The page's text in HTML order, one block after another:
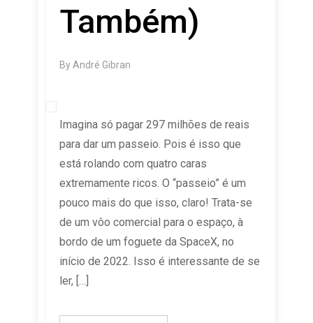
Também)
By André Gibran
Imagina só pagar 297 milhões de reais
para dar um passeio. Pois é isso que
está rolando com quatro caras
extremamente ricos. O “passeio” é um
pouco mais do que isso, claro! Trata-se
de um vôo comercial para o espaço, à
bordo de um foguete da SpaceX, no
início de 2022. Isso é interessante de se
ler, […]